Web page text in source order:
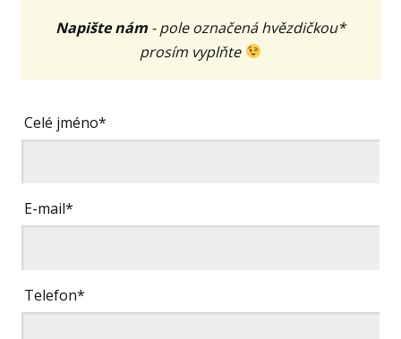
Napište nám - pole označená hvězdičkou*
prosím vyplňte
Celé jméno*
E-mail*
Telefon*